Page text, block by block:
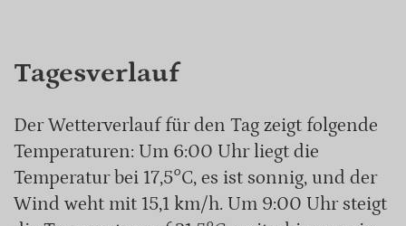
Tagesverlauf
Der Wetterverlauf für den Tag zeigt folgende
Temperaturen: Um 6:00 Uhr liegt die
Temperatur bei 17,5°C, es ist sonnig, und der
Wind weht mit 15,1 km/h. Um 9:00 Uhr steigt